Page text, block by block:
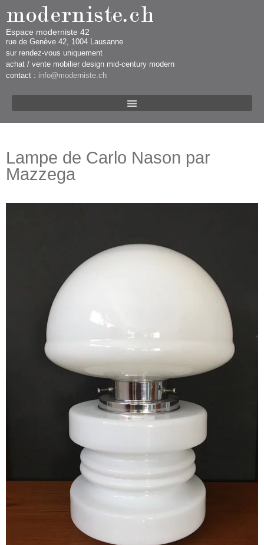
Espace moderniste 42
rue d​​​​e Genève 42, 1004 Lausanne​​
sur rendez-vous uniquement ​​​
​achat / vente mobilier design mid-century modern
contact : info@moderniste.ch
Lampe de Carlo Nason par
Mazzega